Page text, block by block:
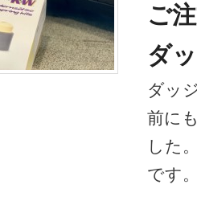
ご
ダ
ダッ
前に
した
です